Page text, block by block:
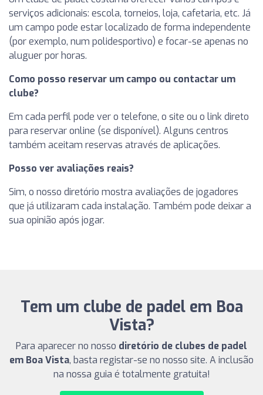
serviços adicionais: escola, torneios, loja, cafetaria, etc. Já
um campo pode estar localizado de forma independente
(por exemplo, num polidesportivo) e focar-se apenas no
aluguer por horas.
Como posso reservar um campo ou contactar um
clube?
Em cada perfil pode ver o telefone, o site ou o link direto
para reservar online (se disponível). Alguns centros
também aceitam reservas através de aplicações.
Posso ver avaliações reais?
Sim, o nosso diretório mostra avaliações de jogadores
que já utilizaram cada instalação. Também pode deixar a
sua opinião após jogar.
Tem um clube de padel em Boa
Vista?
Para aparecer no nosso diretório de clubes de padel
em Boa Vista, basta registar-se no nosso site. A inclusão
na nossa guia é totalmente gratuita!